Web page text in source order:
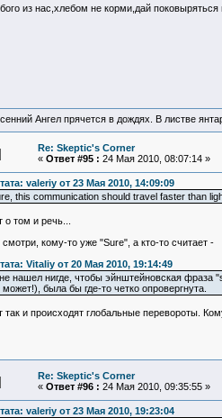
из нас,хлебом не корми,дай
Ангел прячется в дождях. В листве
Re: Skeptic's Corner
« Ответ #95 : 24 Мая 2010, 08:07:14 »
valeriy от 23 Мая 2010, 14:09:09
this communication should travel faster than
о том и речь...
кому-то уже "Sure", а кто-то считает -
Vitaliy от 20 Мая 2010, 19:14:49
нашел нигде, чтобы эйнштейновская фраза
может!), была бы где-то четко опровергнута.
так и происходят глобальные перевороты.
Re: Skeptic's Corner
« Ответ #96 : 24 Мая 2010, 09:35:55 »
valeriy от 23 Мая 2010, 19:23:04